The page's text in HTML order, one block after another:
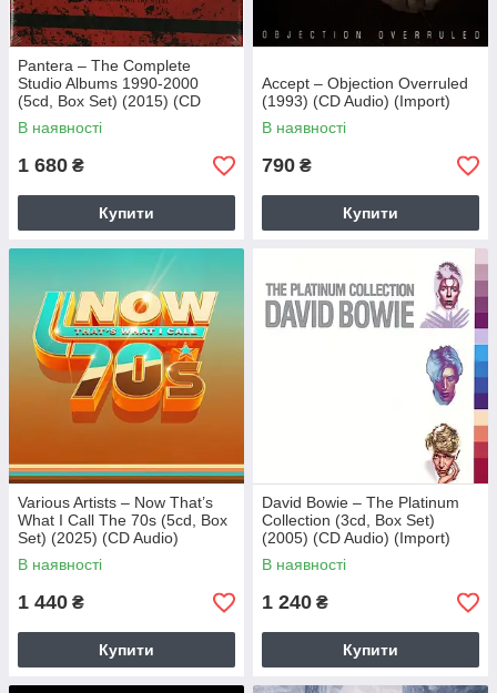
Pantera – The Complete
Studio Albums 1990-2000
(5cd, Box Set) (2015) (CD
Audio) (Import)
В наявності
1 680 ₴
Купити
Accept – Objection Overruled
(1993) (CD Audio) (Import)
В наявності
790 ₴
Купити
Various Artists – Now That’s
What I Call The 70s (5cd, Box
Set) (2025) (CD Audio)
(Import)
В наявності
1 440 ₴
Купити
David Bowie – The Platinum
Collection (3cd, Box Set)
(2005) (CD Audio) (Import)
В наявності
1 240 ₴
Купити